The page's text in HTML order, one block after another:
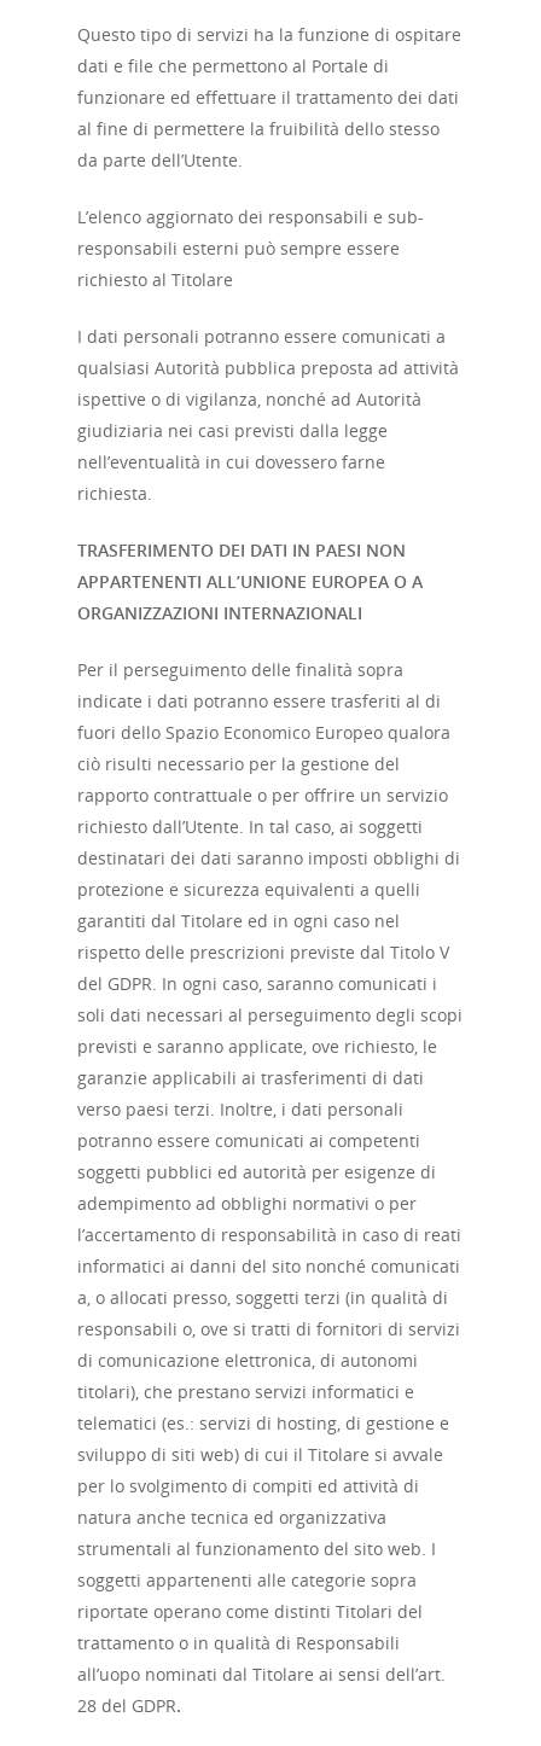
Questo tipo di servizi ha la funzione di ospitare
dati e file che permettono al Portale di
funzionare ed effettuare il trattamento dei dati
al fine di permettere la fruibilità dello stesso
da parte dell’Utente.
L’elenco aggiornato dei responsabili e sub-
responsabili esterni può sempre essere
richiesto al Titolare
I dati personali potranno essere comunicati a
qualsiasi Autorità pubblica preposta ad attività
ispettive o di vigilanza, nonché ad Autorità
giudiziaria nei casi previsti dalla legge
nell’eventualità in cui dovessero farne
richiesta.
TRASFERIMENTO DEI DATI IN PAESI NON
APPARTENENTI ALL’UNIONE EUROPEA O A
ORGANIZZAZIONI INTERNAZIONALI
Per il perseguimento delle finalità sopra
indicate i dati potranno essere trasferiti al di
fuori dello Spazio Economico Europeo qualora
ciò risulti necessario per la gestione del
rapporto contrattuale o per offrire un servizio
richiesto dall’Utente. In tal caso, ai soggetti
destinatari dei dati saranno imposti obblighi di
protezione e sicurezza equivalenti a quelli
garantiti dal Titolare ed in ogni caso nel
rispetto delle prescrizioni previste dal Titolo V
del GDPR. In ogni caso, saranno comunicati i
soli dati necessari al perseguimento degli scopi
previsti e saranno applicate, ove richiesto, le
garanzie applicabili ai trasferimenti di dati
verso paesi terzi. Inoltre, i dati personali
potranno essere comunicati ai competenti
soggetti pubblici ed autorità per esigenze di
adempimento ad obblighi normativi o per
l’accertamento di responsabilità in caso di reati
informatici ai danni del sito nonché comunicati
a, o allocati presso, soggetti terzi (in qualità di
responsabili o, ove si tratti di fornitori di servizi
di comunicazione elettronica, di autonomi
titolari), che prestano servizi informatici e
telematici (es.: servizi di hosting, di gestione e
sviluppo di siti web) di cui il Titolare si avvale
per lo svolgimento di compiti ed attività di
natura anche tecnica ed organizzativa
strumentali al funzionamento del sito web. I
soggetti appartenenti alle categorie sopra
riportate operano come distinti Titolari del
trattamento o in qualità di Responsabili
all’uopo nominati dal Titolare ai sensi dell’art.
28 del GDPR.